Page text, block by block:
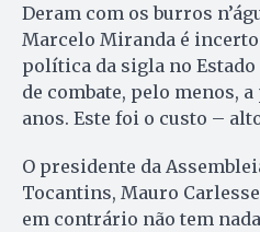
Deram com os burros
Marcelo Miranda é
política da sigla no
de combate, pelo menos,
anos. Este foi o custo –
O presidente da
Tocantins, Mauro
em con­trário não tem